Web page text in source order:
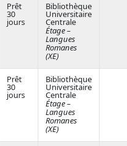
Prêt
30
jours
Bibliothèque
Universitaire
Centrale
Étage –
Langues
Romanes
(XE)
Prêt
30
jours
Bibliothèque
Universitaire
Centrale
Étage –
Langues
Romanes
(XE)